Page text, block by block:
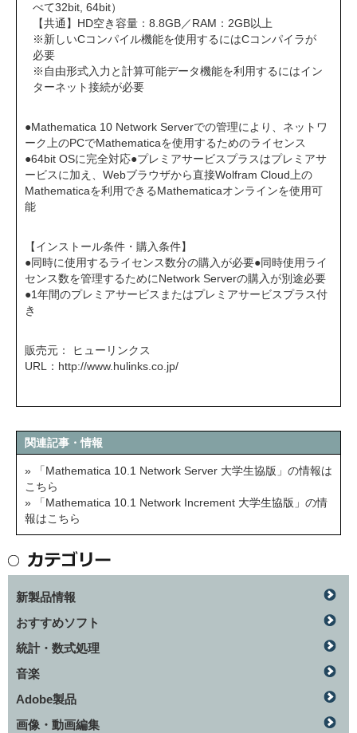
べて32bit, 64bit）
【共通】HD空き容量：8.8GB／RAM：2GB以上
※新しいCコンパイル機能を使用するにはCコンパイラが
必要
※自由形式入力と計算可能データ機能を利用するにはイン
ターネット接続が必要
●Mathematica 10 Network Serverでの管理により、ネットワ
ーク上のPCでMathematicaを使用するためのライセンス
●64bit OSに完全対応●プレミアサービスプラスはプレミアサ
ービスに加え、Webブラウザから直接Wolfram Cloud上の
Mathematicaを利用できるMathematicaオンラインを使用可
能
【インストール条件・購入条件】
●同時に使用するライセンス数分の購入が必要●同時使用ライ
センス数を管理するためにNetwork Serverの購入が別途必要
●1年間のプレミアサービスまたはプレミアサービスプラス付
き
販売元： ヒューリンクス
URL： http://www.hulinks.co.jp/
関連記事・情報
» 「Mathematica 10.1 Network Server 大学生協版」の情報は
こちら
» 「Mathematica 10.1 Network Increment 大学生協版」の情
報はこちら
新製品情報
おすすめソフト
統計・数式処理
音楽
Adobe製品
画像・動画編集